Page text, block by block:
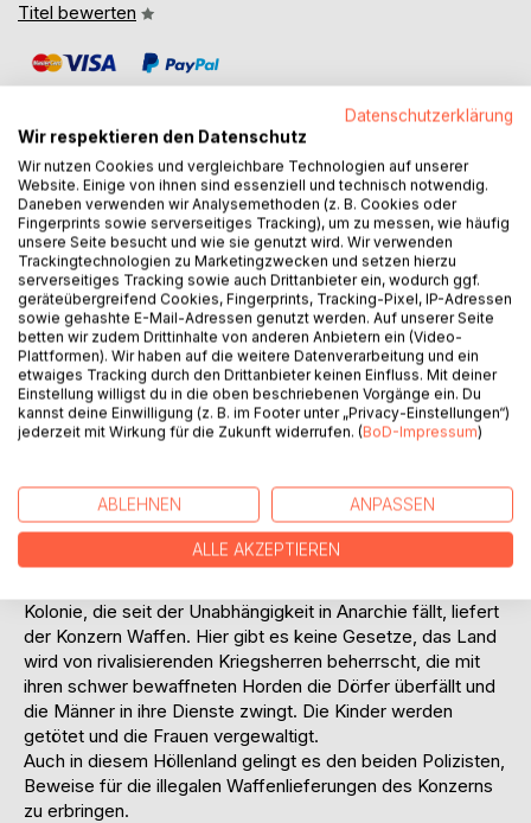
Titel bewerten
BESCHREIBUNG
Zwei Zielfahnder der Interpol ermitteln gegen einen
Konzern, der Waffen nach Angola liefert.
Angola, das Land in Südwestafrika, das seit Jahrzehnten
durch einen mörderischen Bürgerkrieg mit
dreihunderttausend Toten in Verzweiflung und
Hoffnungslosigkeit versinkt. Mit den Rebellen der UNITA
ziehen die Polizisten durchs Land und erleiden unglaubliche
Strapazen im Dschungel von Angola. Trotz der
permanenten Gefahr, von den Kampfhubschraubern der
Regierung entdeckt zu werden, gelingt es ihnen, die
Beweise für den illegalen Waffenhandel des Konzerns zu
Kolonie, die seit der Unabhängigkeit in Anarchie fällt, liefert
der Konzern Waffen. Hier gibt es keine Gesetze, das Land
wird von rivalisierenden Kriegsherren beherrscht, die mit
ihren schwer bewaffneten Horden die Dörfer überfällt und
die Männer in ihre Dienste zwingt. Die Kinder werden
getötet und die Frauen vergewaltigt.
Auch in diesem Höllenland gelingt es den beiden Polizisten,
Beweise für die illegalen Waffenlieferungen des Konzerns
zu erbringen.
Datenschutzerklärung
Wir respektieren den Datenschutz
Wir nutzen Cookies und vergleichbare Technologien auf unserer
Website. Einige von ihnen sind essenziell und technisch notwendig.
Daneben verwenden wir Analysemethoden (z. B. Cookies oder
Fingerprints sowie serverseitiges Tracking), um zu messen, wie häufig
unsere Seite besucht und wie sie genutzt wird. Wir verwenden
Trackingtechnologien zu Marketingzwecken und setzen hierzu
serverseitiges Tracking sowie auch Drittanbieter ein, wodurch ggf.
geräteübergreifend Cookies, Fingerprints, Tracking-Pixel, IP-Adressen
sowie gehashte E-Mail-Adressen genutzt werden. Auf unserer Seite
betten wir zudem Drittinhalte von anderen Anbietern ein (Video-
Plattformen). Wir haben auf die weitere Datenverarbeitung und ein
etwaiges Tracking durch den Drittanbieter keinen Einfluss. Mit deiner
Einstellung willigst du in die oben beschriebenen Vorgänge ein. Du
kannst deine Einwilligung (z. B. im Footer unter „Privacy-Einstellungen“)
jederzeit mit Wirkung für die Zukunft widerrufen. (BoD-Impressum)
ABLEHNEN ANPASSEN
ALLE AKZEPTIEREN